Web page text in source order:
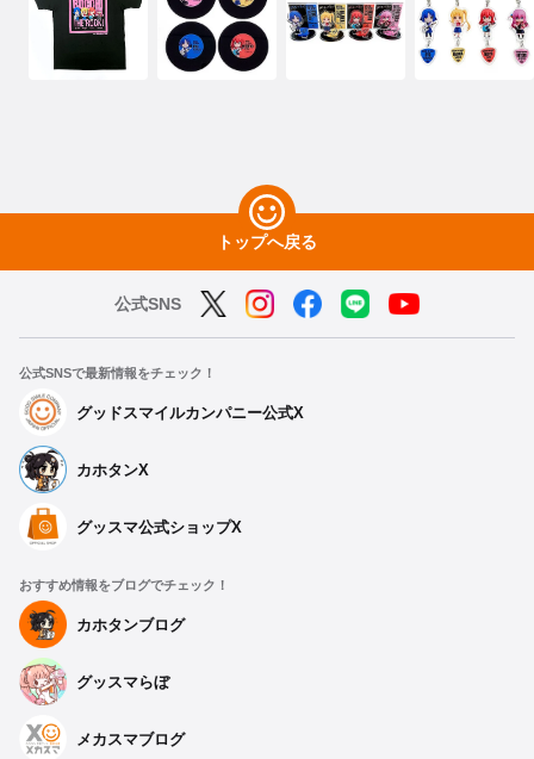
トップへ戻る
公式SNS
公式SNSで最新情報をチェック！
グッドスマイルカンパニー公式X
カホタンX
グッスマ公式ショップX
おすすめ情報をブログでチェック！
カホタンブログ
グッスマらぼ
メカスマブログ